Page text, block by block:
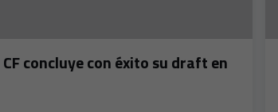
CF concluye con éxito su draft en